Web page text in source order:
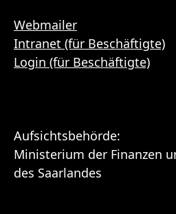
Webmailer
Intranet (für Beschäftigte)
Login (für Beschäftigte)
Aufsichtsbehörde:
Ministerium der Finanzen
des Saarlandes